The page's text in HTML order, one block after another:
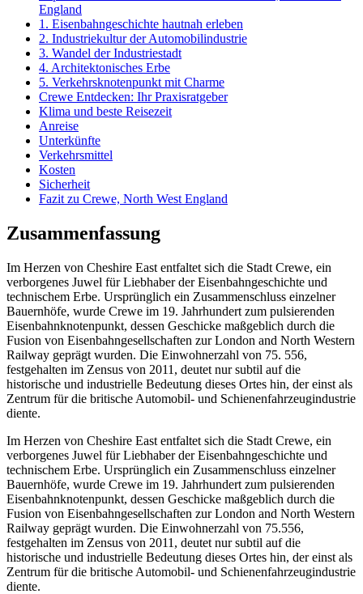
England
1. Eisenbahngeschichte hautnah erleben
2. Industriekultur der Automobilindustrie
3. Wandel der Industriestadt
4. Architektonisches Erbe
5. Verkehrsknotenpunkt mit Charme
Crewe Entdecken: Ihr Praxisratgeber
Klima und beste Reisezeit
Anreise
Unterkünfte
Verkehrsmittel
Kosten
Sicherheit
Fazit zu Crewe, North West England
Zusammenfassung
Im Herzen von Cheshire East entfaltet sich die Stadt Crewe, ein
verborgenes Juwel für Liebhaber der Eisenbahngeschichte und
technischem Erbe. Ursprünglich ein Zusammenschluss einzelner
Bauernhöfe, wurde Crewe im 19. Jahrhundert zum pulsierenden
Eisenbahnknotenpunkt, dessen Geschicke maßgeblich durch die
Fusion von Eisenbahngesellschaften zur London and North Western
Railway geprägt wurden. Die Einwohnerzahl von 75. 556,
festgehalten im Zensus von 2011, deutet nur subtil auf die
historische und industrielle Bedeutung dieses Ortes hin, der einst als
Zentrum für die britische Automobil- und Schienenfahrzeugindustrie
diente.
Im Herzen von Cheshire East entfaltet sich die Stadt Crewe, ein
verborgenes Juwel für Liebhaber der Eisenbahngeschichte und
technischem Erbe. Ursprünglich ein Zusammenschluss einzelner
Bauernhöfe, wurde Crewe im 19. Jahrhundert zum pulsierenden
Eisenbahnknotenpunkt, dessen Geschicke maßgeblich durch die
Fusion von Eisenbahngesellschaften zur London and North Western
Railway geprägt wurden. Die Einwohnerzahl von 75.556,
festgehalten im Zensus von 2011, deutet nur subtil auf die
historische und industrielle Bedeutung dieses Ortes hin, der einst als
Zentrum für die britische Automobil- und Schienenfahrzeugindustrie
diente.